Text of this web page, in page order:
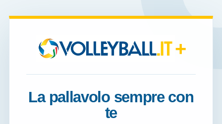
+
La pallavolo sempre con
te